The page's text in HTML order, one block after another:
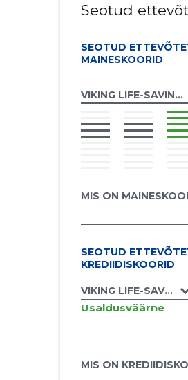
Seotud
SEOTUD
MAINESKOORID
VIKING LIFE-SAVING
MIS ON
SEOTUD
KREDIIDISKOORID
VIKING LIFE-SAVING
Usaldusväärne
MIS ON